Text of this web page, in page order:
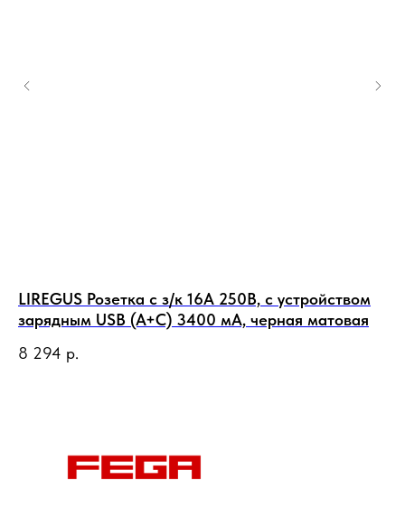
LIREGUS Розетка с з/к 16А 250В, с устройством
зарядным USB (A+C) 3400 мА, черная матовая
8 294 р.